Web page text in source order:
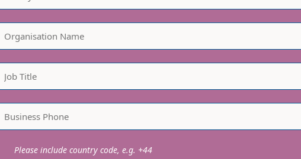
Please include country code, e.g. +44